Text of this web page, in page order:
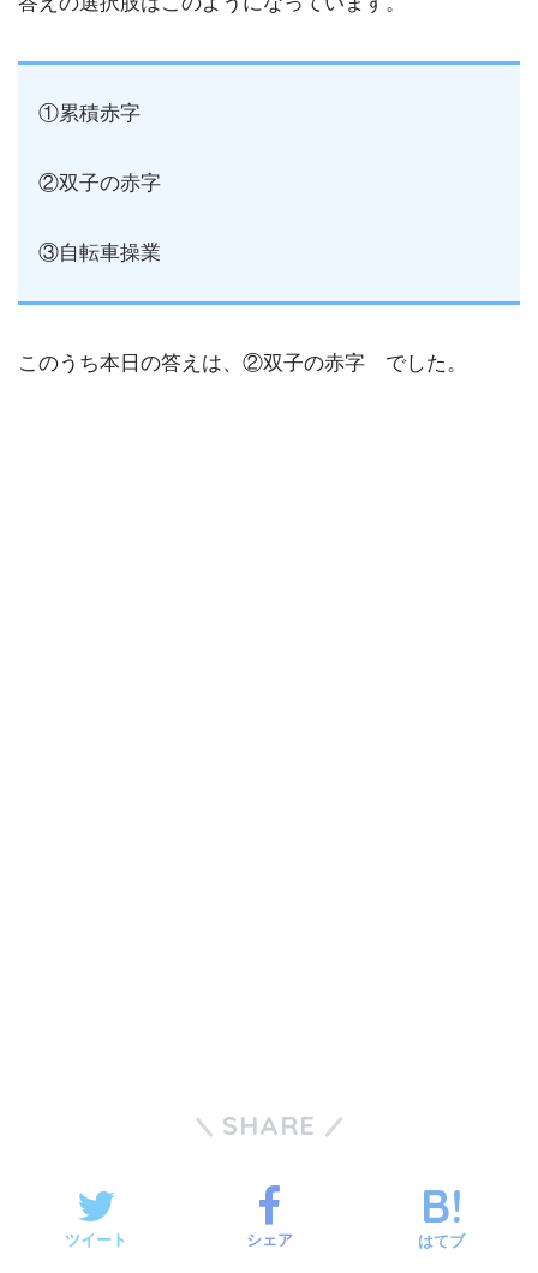
①累積赤字
②双子の赤字
③自転車操業
このうち本日の答えは、②双子の赤字 でした。
SHARE
ツイート シェア はてブ